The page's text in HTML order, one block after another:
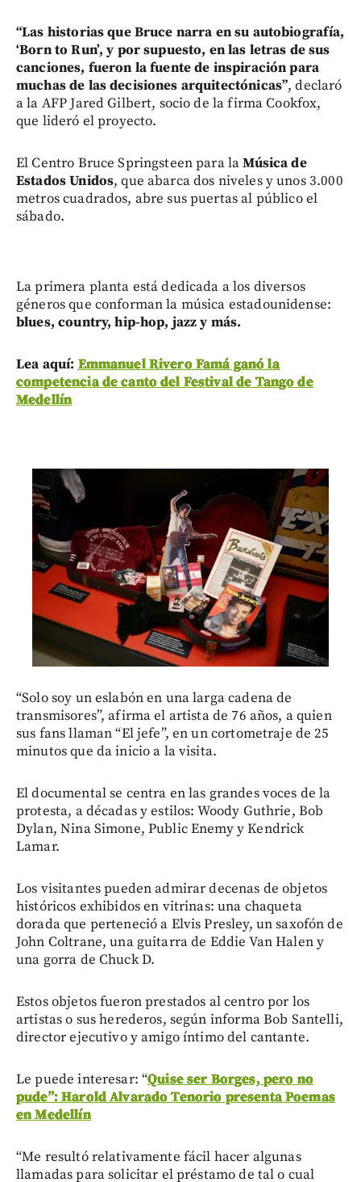
“Las historias que Bruce narra en su autobiografía,
‘Born to Run’, y por supuesto, en las letras de sus
canciones, fueron la fuente de inspiración para
muchas de las decisiones arquitectónicas”, declaró
a la AFP Jared Gilbert, socio de la firma Cookfox,
que lideró el proyecto.
El Centro Bruce Springsteen para laMúsica de
Estados Unidos, que abarca dos niveles y unos 3.000
metros cuadrados, abre sus puertas al público el
sábado.
La primera planta está dedicada a los diversos
géneros que conforman la música estadounidense:
blues, country, hip-hop, jazz y más.
Lea aquí: Emmanuel Rivero Famá ganó la
competencia de canto del Festival de Tango de
Medellín
“Solo soy un eslabón en una larga cadena de
transmisores”, afirma el artista de 76 años, a quien
sus fans llaman “El jefe”, en un cortometraje de 25
minutos que da inicio a la visita.
El documental se centra en las grandes voces de la
protesta, a décadas y estilos: Woody Guthrie, Bob
Dylan, Nina Simone, Public Enemy y Kendrick
Lamar.
Los visitantes pueden admirar decenas de objetos
históricos exhibidos en vitrinas: una chaqueta
dorada que perteneció a Elvis Presley, un saxofón de
John Coltrane, una guitarra de Eddie Van Halen y
una gorra de Chuck D.
Estos objetos fueron prestados al centro por los
artistas o sus herederos, según informa Bob Santelli,
director ejecutivo y amigo íntimo del cantante.
Le puede interesar: “Quise ser Borges, pero no
pude”: Harold Alvarado Tenorio presenta Poemas
en Medellín
“Me resultó relativamente fácil hacer algunas
llamadas para solicitar el préstamo de tal o cual